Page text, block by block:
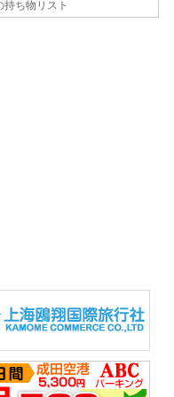
持ち物リスト